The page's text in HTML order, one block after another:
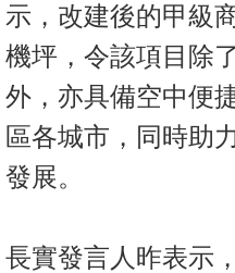
示，改建後的甲級
機坪，令該項目除
外，亦具備空中便
區各城市，同時助
發展。
長實發言人昨表示